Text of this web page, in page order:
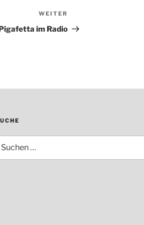
Beitrag
WEITER
im Radio